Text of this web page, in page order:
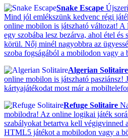
Snake Escape
Mind jól emlékszünk kedvenc régi
online mobilon is játszható változat!
egy szobába lesz bezárva, ahol étel és
körül. Nőj minél nagyobbra az
szoba fogságából a mobilodon vagy a
Algerian Solitaire
online mobilon is játszható pasziánsz!
kártyajátékodat most már a
Refuge Solitaire
mobilodra! Az online logikai játék
szabályokat betartva kell végigvinned
HTML5 játékot a mobilodon vagy a